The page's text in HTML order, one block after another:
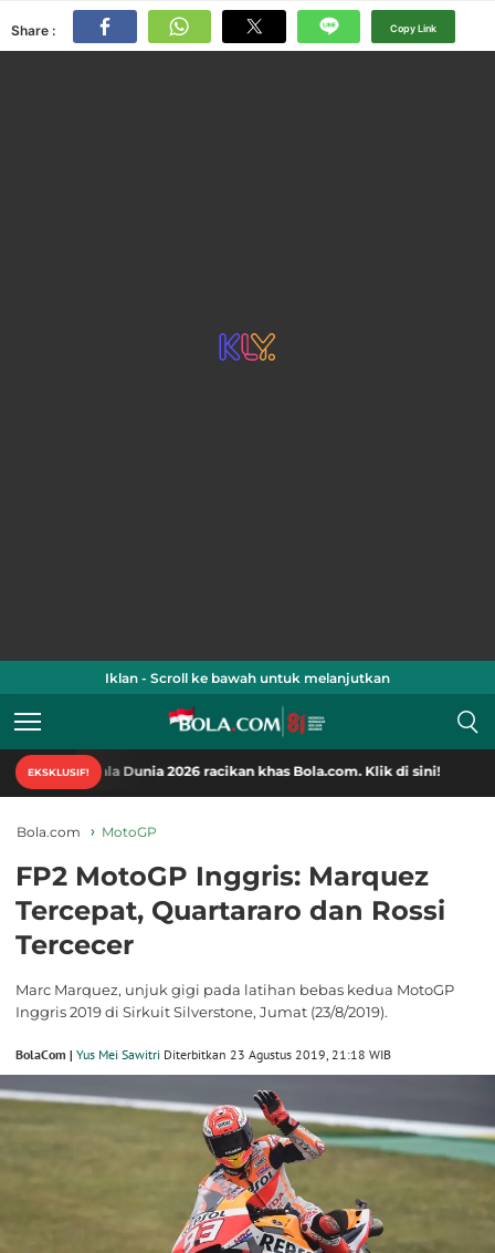
Share : Copy Link
Iklan - Scroll ke bawah untuk melanjutkan
EKSKLUSIF!
Dunia 2026 racikan khas Bola.com. Klik di sini!
Bola.com MotoGP
FP2 MotoGP Inggris: Marquez
Tercepat, Quartararo dan Rossi
Tercecer
Marc Marquez, unjuk gigi pada latihan bebas kedua MotoGP
Inggris 2019 di Sirkuit Silverstone, Jumat (23/8/2019).
BolaCom | Yus Mei Sawitri Diterbitkan 23 Agustus 2019, 21:18 WIB